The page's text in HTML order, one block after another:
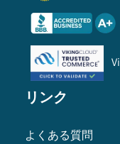
リンク
よくある質問